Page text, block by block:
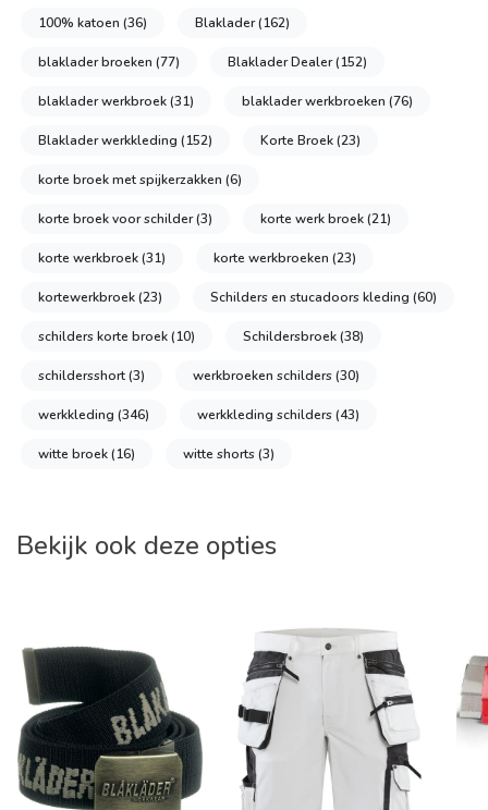
100% katoen (36) Blaklader(162)
blaklader broeken (77) Blaklader Dealer(152)
blaklader werkbroek(31) blaklader werkbroeken (76)
Blaklader werkkleding (152) Korte Broek(23)
korte broek met spijkerzakken (6)
korte broek voor schilder(3) korte werk broek(21)
korte werkbroek(31) korte werkbroeken (23)
kortewerkbroek(23) Schilders en stucadoors kleding (60)
schilders korte broek(10) Schildersbroek(38)
schildersshort(3) werkbroeken schilders(30)
werkkleding (346) werkkleding schilders(43)
witte broek(16) witte shorts(3)
Bekijk ook deze opties